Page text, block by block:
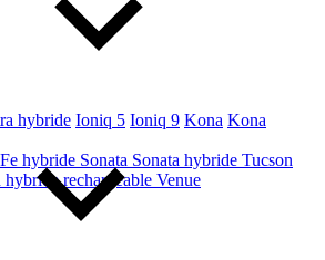
hybride Ioniq 5 Ioniq 9 Kona Kona
hybride Sonata Sonata hybride Tucson
hybride rechargeable Venue